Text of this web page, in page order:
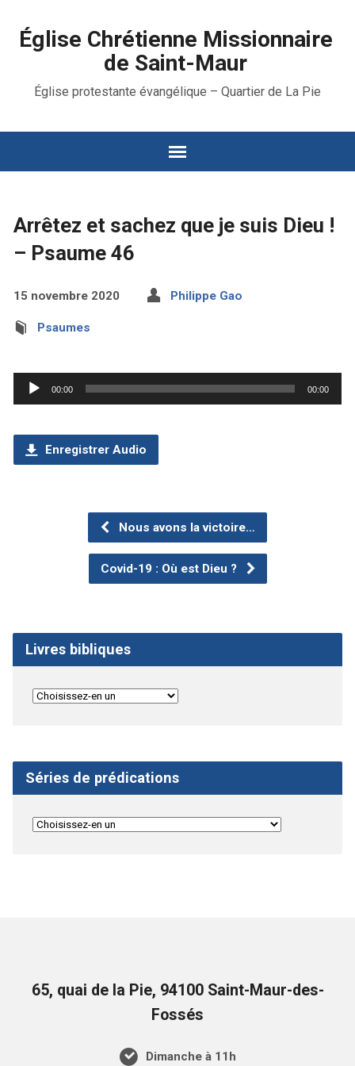
Église Chrétienne Missionnaire
de Saint-Maur
Église protestante évangélique – Quartier de La Pie
Arrêtez et sachez que je suis Dieu !
– Psaume 46
15 novembre 2020 Philippe Gao
Psaumes
Lecteur
audio
00:00 00:00
Enregistrer Audio
Nous avons la victoire…
Covid-19 : Où est Dieu ?
Livres bibliques
Séries de prédications
65, quai de la Pie, 94100 Saint-Maur-des-
Fossés
Dimanche à 11h